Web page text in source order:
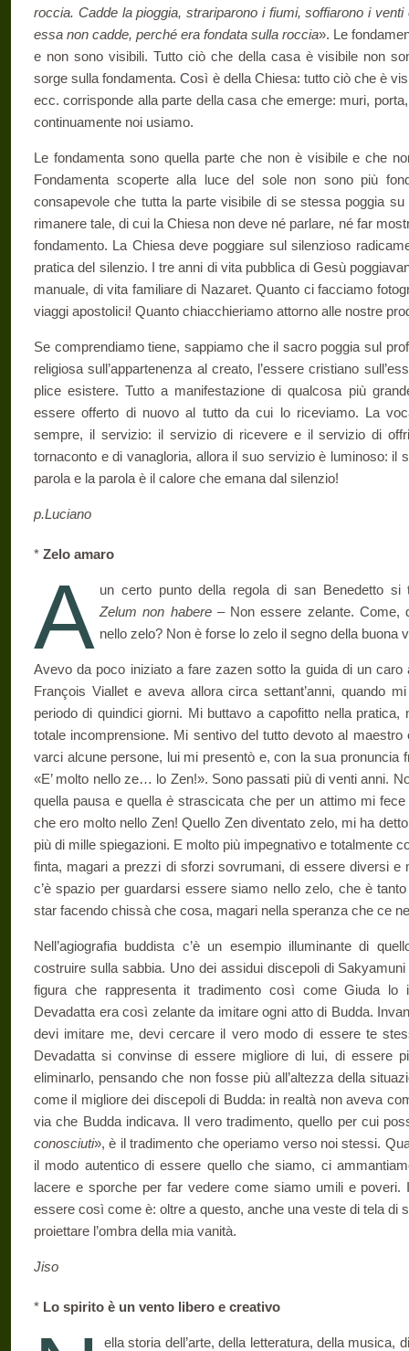
roccia. Cadde la pioggia, strariparono i fiumi, soffiarono i
essa non cadde, perché era fondata sulla roccia». Le
e non sono visibili. Tutto ciò che della casa è visibile non
sorge sulla fondamenta. Così è della Chiesa: tutto ciò che è
ecc. corrisponde alla parte della casa che emerge: muri,
continuamente noi usiamo.
Le fondamenta sono quella parte che non è visibile e che
Fondamenta scoperte alla luce del sole non sono più
consapevole che tutta la parte visibile di se stessa poggia
rimanere tale, di cui la Chiesa non deve né parlare, né far
fondamento. La Chiesa deve poggiare sul silenzioso
pratica del silenzio. I tre anni di vita pubblica di Gesù
manuale, di vita familiare di Nazaret. Quanto ci facciamo
viaggi apostolici! Quanto chiacchieriamo attorno alle nostre
Se comprendiamo tiene, sappiamo che il sacro poggia sul
religiosa sull’appartenenza al creato, l’essere cristiano
plice esistere. Tutto a manifestazione di qualcosa più
essere offerto di nuovo al tutto da cui lo riceviamo. La
sempre, il servi­zio: il servizio di ricevere e il servizio di
tornaconto e di vanagloria, allora il suo servizio è luminoso: il
parola e la parola è il calore che emana dal silenzio!
p.Luciano
* Zelo amaro
A un certo punto della regola di san Benedetto si
Zelum non habere– Non essere zelante. Come,
nello zelo? Non è forse lo zelo il segno della buona
Avevo da poco iniziato a fare zazen sotto la guida di un
François Viallet e aveva allora circa settant’anni, quando
periodo di quindici giorni. Mi buttavo a capofitto nella
totale incomprensione. Mi sen­tivo del tutto devoto al
varci alcune persone, lui mi presentò e, con la sua pronuncia
«E’ molto nello ze… lo Zen!». Sono passati più di venti anni.
quella pausa e quellaè strascicata che per un attimo mi
che ero molto nello Zen! Quello Zen diventato zelo, mi ha
più di mille spiegazioni. E molto più impegnativo e totalmente
finta, magari a prezzi di sforzi sovru­mani, di essere diversi e
c’è spa­zio per guardarsi essere siamo nello zelo, che è
star facendo chissà che cosa, magari nella speranza che ce
Nell’agiografia buddista c’è un esempio illuminante di
costruire sulla sabbia. Uno dei assidui discepoli di
figura che rappresenta it tradimento così come Giuda lo
Devadatta era così zelante da imitare ogni atto di Budda.
devi imitare me, devi cercare il vero modo di essere te
Devadatta si convinse di essere migliore di lui, di essere
eliminarlo, pensando che non fosse più all’altezza della
come il migliore dei discepoli di Budda: in realtà non aveva
via che Budda indicava. Il vero tradimento, quello per cui
conosciuti», è il tradimento che operiamo verso noi stessi.
il modo autentico di essere quello che siamo, ci
lacere e spor­che per far vedere come siamo umili e
essere così come è: oltre a questo, anche una veste di tela di
proiettare l’ombra della mia vanità.
Jiso
* Lo spirito è un vento libero e creativo
ella storia dell’arte, della letteratura, della musica,